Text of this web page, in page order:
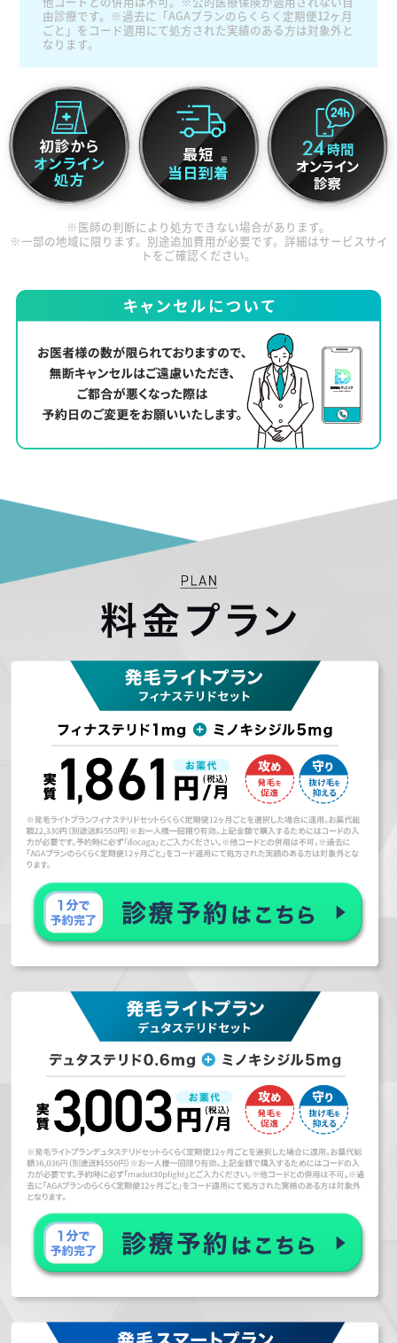
由診療です。※過去に「AGAプランのらくらく定期便12ヶ月
ごと」をコード適用にて処方された実績のある方は対象外と
なります。
※医師の判断により処方できない場合があります。
※一部の地域に限ります。別途追加費用が必要です。詳細はサービスサイ
トをご確認ください。